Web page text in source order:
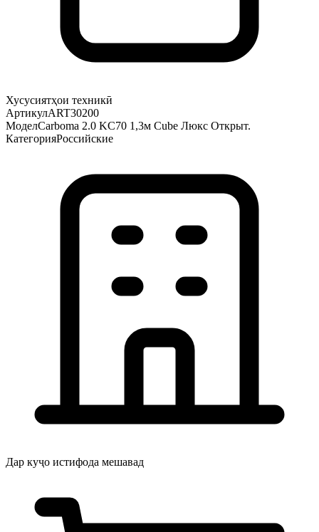
Хусусиятҳои техникӣ
АртикулART30200
МоделCarboma 2.0 KC70 1,3м Cube Люкс Открыт.
КатегорияРоссийские
Дар куҷо истифода мешавад